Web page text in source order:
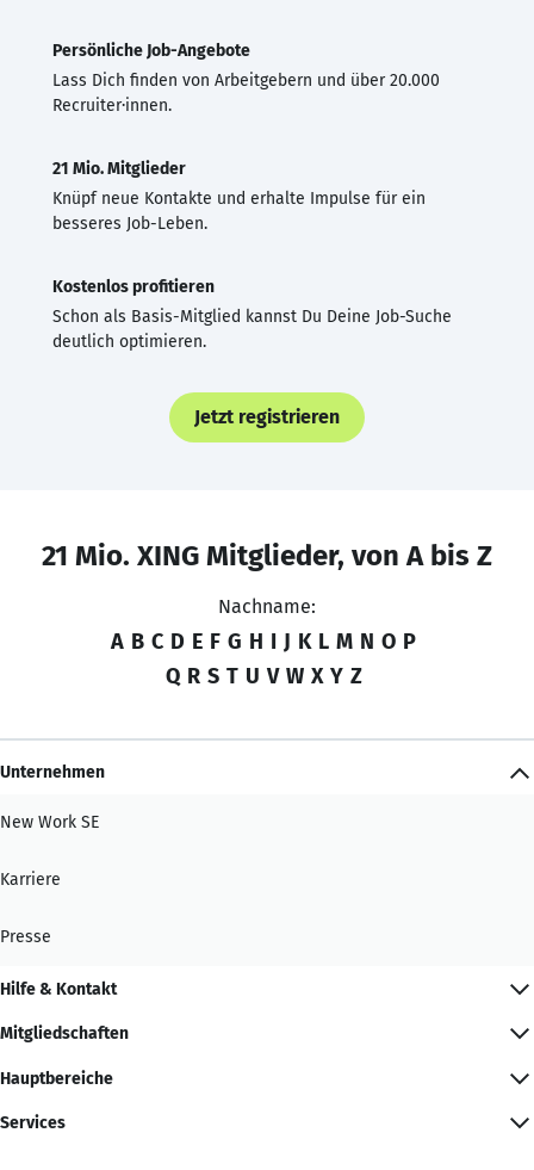
Persönliche Job-Angebote
Lass Dich finden von Arbeitgebern und über 20.000
Recruiter·innen.
21 Mio. Mitglieder
Knüpf neue Kontakte und erhalte Impulse für ein
besseres Job-Leben.
Kostenlos profitieren
Schon als Basis-Mitglied kannst Du Deine Job-Suche
deutlich optimieren.
Jetzt registrieren
21 Mio. XING Mitglieder, von A bis Z
Nachname:
A B C D E F G H I J K L M N O P
Q R S T U V W X Y Z
Unternehmen
New Work SE
Karriere
Presse
Hilfe & Kontakt
Mitgliedschaften
Hauptbereiche
Services